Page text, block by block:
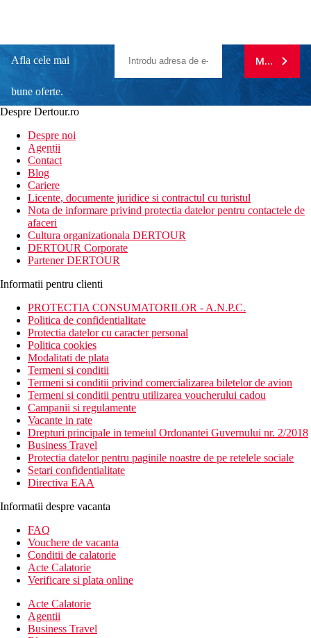
Afla cele mai
bune oferte.
newsletter!
MA
Despre Dertour.ro
Despre noi
Agentii
Contact
Blog
Cariere
Licente, documente juridice si contractul cu turistul
Nota de informare privind protectia datelor pentru contactele de
afaceri
Cultura organizationala DERTOUR
DERTOUR Corporate
Partener DERTOUR
Informatii pentru clienti
PROTECTIA CONSUMATORILOR - A.N.P.C.
Politica de confidentialitate
Protectia datelor cu caracter personal
Politica cookies
Modalitati de plata
Termeni si conditii
Termeni si conditii privind comercializarea biletelor de avion
Termeni si conditii pentru utilizarea voucherului cadou
Campanii si regulamente
Vacante in rate
Drepturi principale in temeiul Ordonantei Guvernului nr. 2/2018
Business Travel
Protectia datelor pentru paginile noastre de pe retelele sociale
Setari confidentialitate
Directiva EAA
Informatii despre vacanta
FAQ
Vouchere de vacanta
Conditii de calatorie
Acte Calatorie
Verificare si plata online
Acte Calatorie
Agentii
Business Travel